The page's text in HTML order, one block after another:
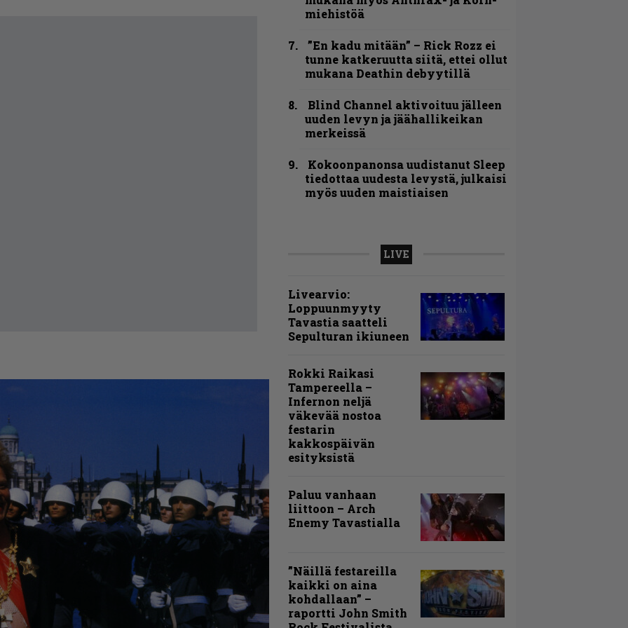
miehistöä
”En kadu mitään” – Rick Rozz ei
tunne katkeruutta siitä, ettei ollut
mukana Deathin debyytillä
Blind Channel aktivoituu jälleen
uuden levyn ja jäähallikeikan
merkeissä
Kokoonpanonsa uudistanut Sleep
tiedottaa uudesta levystä, julkaisi
myös uuden maistiaisen
LIVE
Livearvio:
Loppuunmyyty
Tavastia saatteli
Sepulturan ikiuneen
Rokki Raikasi
Tampereella –
Infernon neljä
väkevää nostoa
festarin
kakkospäivän
esityksistä
Paluu vanhaan
liittoon – Arch
Enemy Tavastialla
”Näillä festareilla
kaikki on aina
kohdallaan” –
raportti John Smith